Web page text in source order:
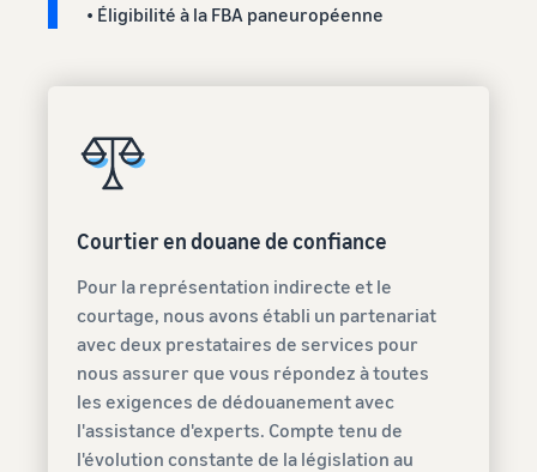
• Éligibilité à la FBA paneuropéenne
Courtier en douane de confiance
Pour la représentation indirecte et le
courtage, nous avons établi un partenariat
avec deux prestataires de services pour
nous assurer que vous répondez à toutes
les exigences de dédouanement avec
l'assistance d'experts. Compte tenu de
l'évolution constante de la législation au